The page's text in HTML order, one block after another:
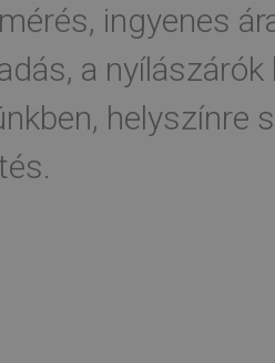
ingyenes
a
helyszínre